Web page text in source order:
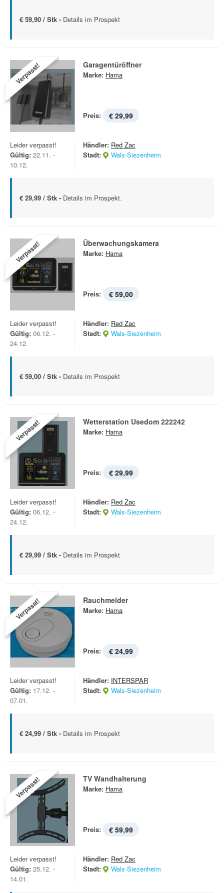
€ 59,90 / Stk - Details im Prospekt
Verpasst! Garagentüröffner
Marke: Hama
Preis: € 29,99
Leider verpasst!
Gültig: 22.11. -
10.12.
Händler: Red Zac
Stadt:
Wals-Siezenheim
€ 29,99 / Stk - Details im Prospekt.
Verpasst! Überwachungskamera
Marke: Hama
Preis: € 59,00
Leider verpasst!
Gültig: 06.12. -
24.12.
Händler: Red Zac
Stadt:
Wals-Siezenheim
€ 59,00 / Stk - Details im Prospekt
Verpasst! Wetterstation Usedom 222242
Marke: Hama
Preis: € 29,99
Leider verpasst!
Gültig: 06.12. -
24.12.
Händler: Red Zac
Stadt:
Wals-Siezenheim
€ 29,99 / Stk - Details im Prospekt
Verpasst! Rauchmelder
Marke: Hama
Preis: € 24,99
Leider verpasst!
Gültig: 17.12. -
07.01.
Händler: INTERSPAR
Stadt:
Wals-Siezenheim
€ 24,99 / Stk - Details im Prospekt
Verpasst! TV Wandhalterung
Marke: Hama
Preis: € 59,99
Leider verpasst!
Gültig: 25.12. -
14.01.
Händler: Red Zac
Stadt:
Wals-Siezenheim